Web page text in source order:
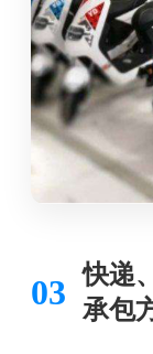
03
快递
承包